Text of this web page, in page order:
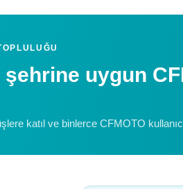
uygun
katıl ve binlerce CFMOTO